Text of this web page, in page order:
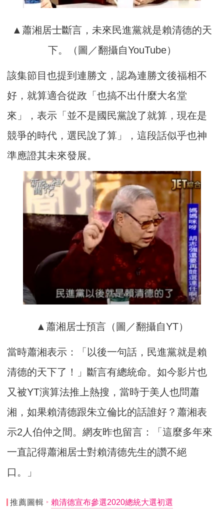
▲蕭湘居士斷言，未來民進黨就是賴清德的天
下。（圖／翻攝自YouTube）
該集節目也提到連勝文，認為連勝文後福相不
好，就算適合從政「也搞不出什麼大名堂
來」，表示「並不是國民黨說了就算，現在是
競爭的時代，選民說了算」，這段話似乎也神
準應證其未來發展。
▲蕭湘居士預言（圖／翻攝自YT）
當時蕭湘表示：「以後一句話，民進黨就是賴
清德的天下了！」斷言有總統命。如今影片也
又被YT演算法推上熱搜，當時于美人也問蕭
湘，如果賴清德跟朱立倫比的話誰好？蕭湘表
示2人伯仲之間。網友昨也留言：「這麼多年來
一直記得蕭湘居士對賴清德先生的讚不絕
口。」
推薦圖輯 賴清德宣布參選2020總統大選初選